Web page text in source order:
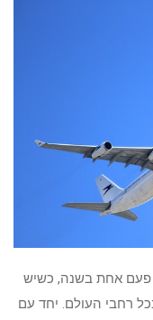
אחת בשנה, כשיש
רחבי העולם. יחד עם